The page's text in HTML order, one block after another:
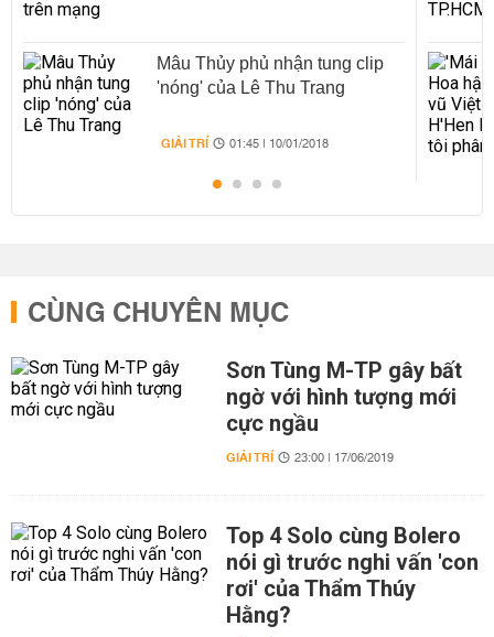
Mâu Thủy phủ nhận tung clip
'nóng' của Lê Thu Trang
GIẢI TRÍ 01:45 | 10/01/2018
CÙNG CHUYÊN MỤC
Sơn Tùng M-TP gây bất
ngờ với hình tượng mới
cực ngầu
GIẢI TRÍ 23:00 | 17/06/2019
Top 4 Solo cùng Bolero
nói gì trước nghi vấn 'con
rơi' của Thẩm Thúy
Hằng?